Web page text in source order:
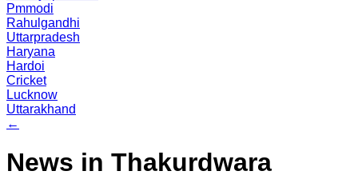
Pmmodi
Rahulgandhi
Uttarpradesh
Haryana
Hardoi
Cricket
Lucknow
Uttarakhand
←
News in Thakurdwara